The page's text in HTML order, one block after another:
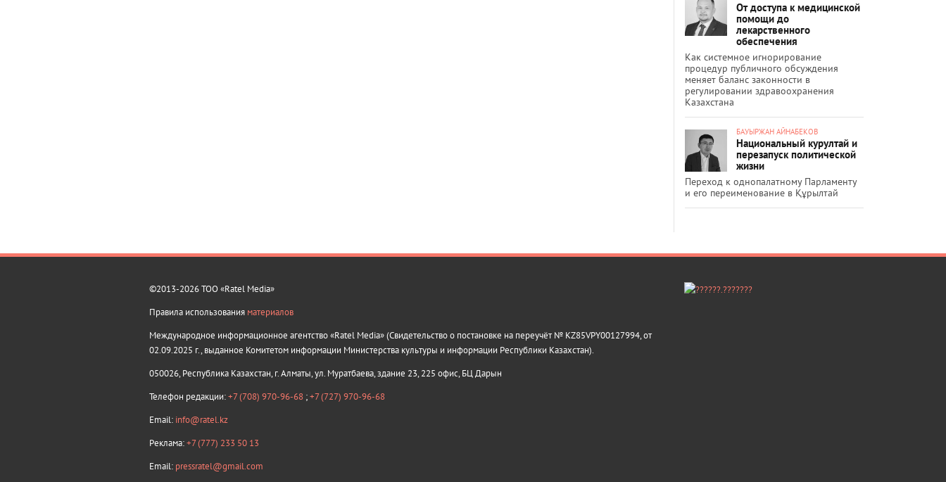
От доступа к медицинской
помощи до
лекарственного
обеспечения
Как системное игнорирование
процедур публичного обсуждения
меняет баланс законности в
регулировании здравоохранения
Казахстана
БАУЫРЖАН АЙНАБЕКОВ
Национальный курултай и
перезапуск политической
жизни
Переход к однопалатному Парламенту
и его переименование в Құрылтай
©2013-2026 ТОО «Ratel Media»
Правила использования материалов
Международное информационное агентство «Ratel Media» (Свидетельство о постановке на переучёт № KZ85VPY00127994, от
02.09.2025 г., выданное Комитетом информации Министерства культуры и информации Республики Казахстан).
050026, Республика Казахстан, г. Алматы, ул. Муратбаева, здание 23, 225 офис, БЦ Дарын
Телефон редакции:+7 (708) 970-96-68 ;+7 (727) 970-96-68
Email: info@ratel.kz
Реклама:+7 (777) 233 50 13
Email: pressratel@gmail.com